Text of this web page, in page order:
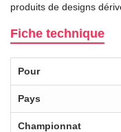
produits de designs
Fiche technique
Pour
Pays
Championnat